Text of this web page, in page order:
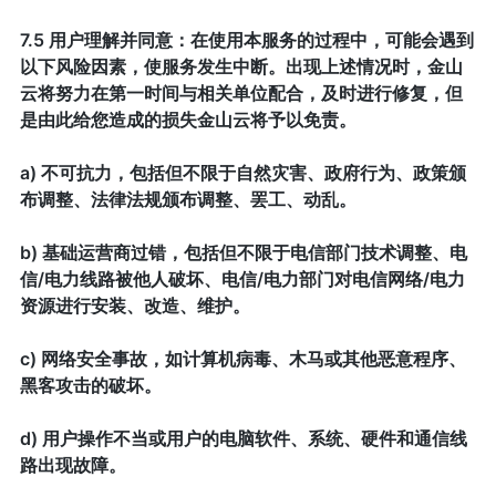
7.5 用户理解并同意：在使用本服务的过程中，可能会遇到
以下风险因素，使服务发生中断。出现上述情况时，金山
云将努力在第一时间与相关单位配合，及时进行修复，但
是由此给您造成的损失金山云将予以免责。
a) 不可抗力，包括但不限于自然灾害、政府行为、政策颁
布调整、法律法规颁布调整、罢工、动乱。
b) 基础运营商过错，包括但不限于电信部门技术调整、电
信/电力线路被他人破坏、电信/电力部门对电信网络/电力
资源进行安装、改造、维护。
c) 网络安全事故，如计算机病毒、木马或其他恶意程序、
黑客攻击的破坏。
d) 用户操作不当或用户的电脑软件、系统、硬件和通信线
路出现故障。